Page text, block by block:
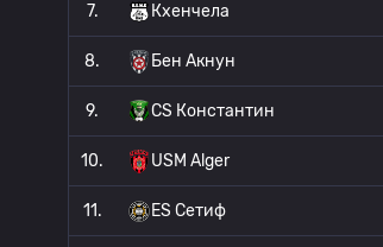
7. Кхенчела
8. Бен Акнун
9. CS Константин
10. USM Alger
11. ES Сетиф